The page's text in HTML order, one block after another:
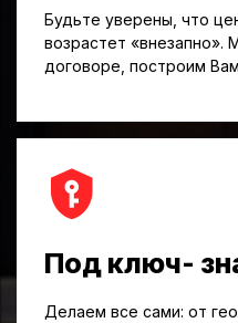
Будьте уверены, что
возрастет «внезапно».
договоре, построим
Под ключ-
Делаем все сами: от